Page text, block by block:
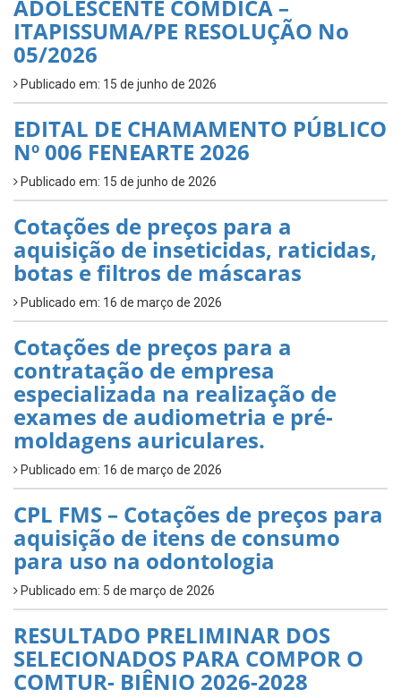
ADOLESCENTE COMDICA –
ITAPISSUMA/PE RESOLUÇÃO No
05/2026
Publicado em: 15 de junho de 2026
EDITAL DE CHAMAMENTO PÚBLICO
Nº 006 FENEARTE 2026
Publicado em: 15 de junho de 2026
Cotações de preços para a
aquisição de inseticidas, raticidas,
botas e filtros de máscaras
Publicado em: 16 de março de 2026
Cotações de preços para a
contratação de empresa
especializada na realização de
exames de audiometria e pré-
moldagens auriculares.
Publicado em: 16 de março de 2026
CPL FMS – Cotações de preços para
aquisição de itens de consumo
para uso na odontologia
Publicado em: 5 de março de 2026
RESULTADO PRELIMINAR DOS
SELECIONADOS PARA COMPOR O
COMTUR- BIÊNIO 2026-2028